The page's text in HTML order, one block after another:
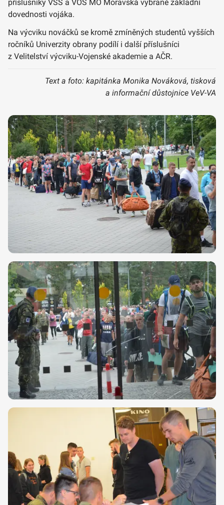
příslušníky VSŠ a VOŠ MO Moravská vybrané základní
dovednosti vojáka.
Na výcviku nováčků se kromě zmíněných studentů vyšších
ročníků Univerzity obrany podílí i další příslušníci
z Velitelství výcviku-Vojenské akademie a AČR.
Text a foto: kapitánka Monika Nováková, tisková
a informační důstojnice VeV-VA